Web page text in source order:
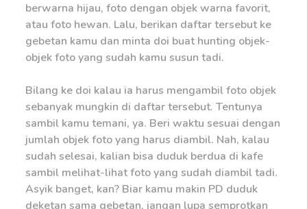
berwarna hijau, foto dengan objek warna favorit,
atau foto hewan. Lalu, berikan daftar tersebut ke
gebetan kamu dan minta doi buat hunting objek-
objek foto yang sudah kamu susun tadi.
Bilang ke doi kalau ia harus mengambil foto objek
sebanyak mungkin di daftar tersebut. Tentunya
sambil kamu temani, ya. Beri waktu sesuai dengan
jumlah objek foto yang harus diambil. Nah, kalau
sudah selesai, kalian bisa duduk berdua di kafe
sambil melihat-lihat foto yang sudah diambil tadi.
Asyik banget, kan? Biar kamu makin PD duduk
deketan sama gebetan, jangan lupa semprotkan